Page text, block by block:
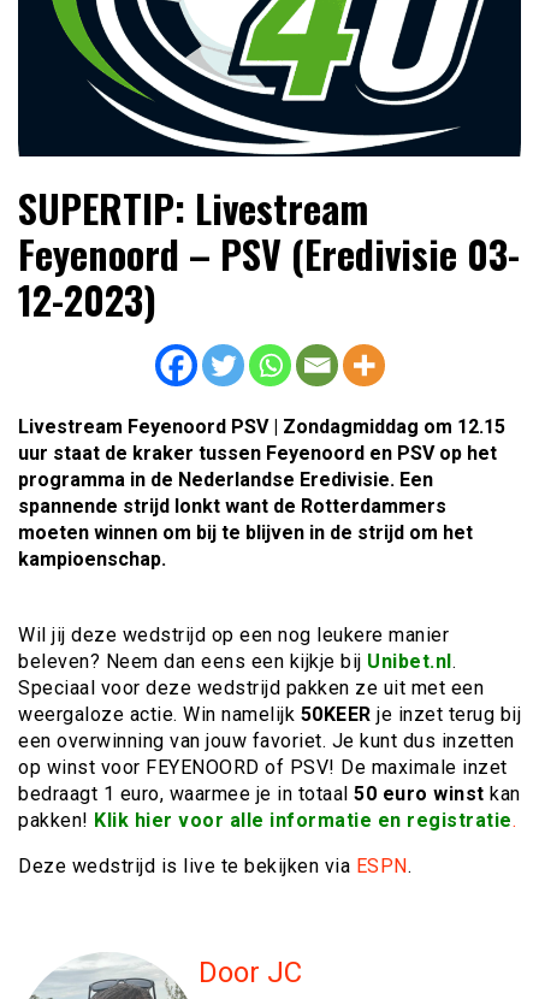
Voetbal4U.com Voetbalnieuws |
Transfers, Eredivisie &
Internationaal voetbal |
transferupdates, analyses en achtergronden over clubs,
spelers en competities uit binnen- en buitenland.
SUPERTIP: Livestream
Feyenoord – PSV (Eredivisie 03-
12-2023)
Livestream Feyenoord PSV | Zondagmiddag om 12.15
uur staat de kraker tussen Feyenoord en PSV op het
programma in de Nederlandse Eredivisie. Een
spannende strijd lonkt want de Rotterdammers
moeten winnen om bij te blijven in de strijd om het
kampioenschap.
Wil jij deze wedstrijd op een nog leukere manier
beleven? Neem dan eens een kijkje bij Unibet.nl.
Speciaal voor deze wedstrijd pakken ze uit met een
weergaloze actie. Win namelijk 50KEER je inzet terug bij
een overwinning van jouw favoriet. Je kunt dus inzetten
op winst voor FEYENOORD of PSV! De maximale inzet
bedraagt 1 euro, waarmee je in totaal 50 euro winst kan
pakken! Klik hier voor alle informatie en registratie.
Deze wedstrijd is live te bekijken via ESPN.
Door JC